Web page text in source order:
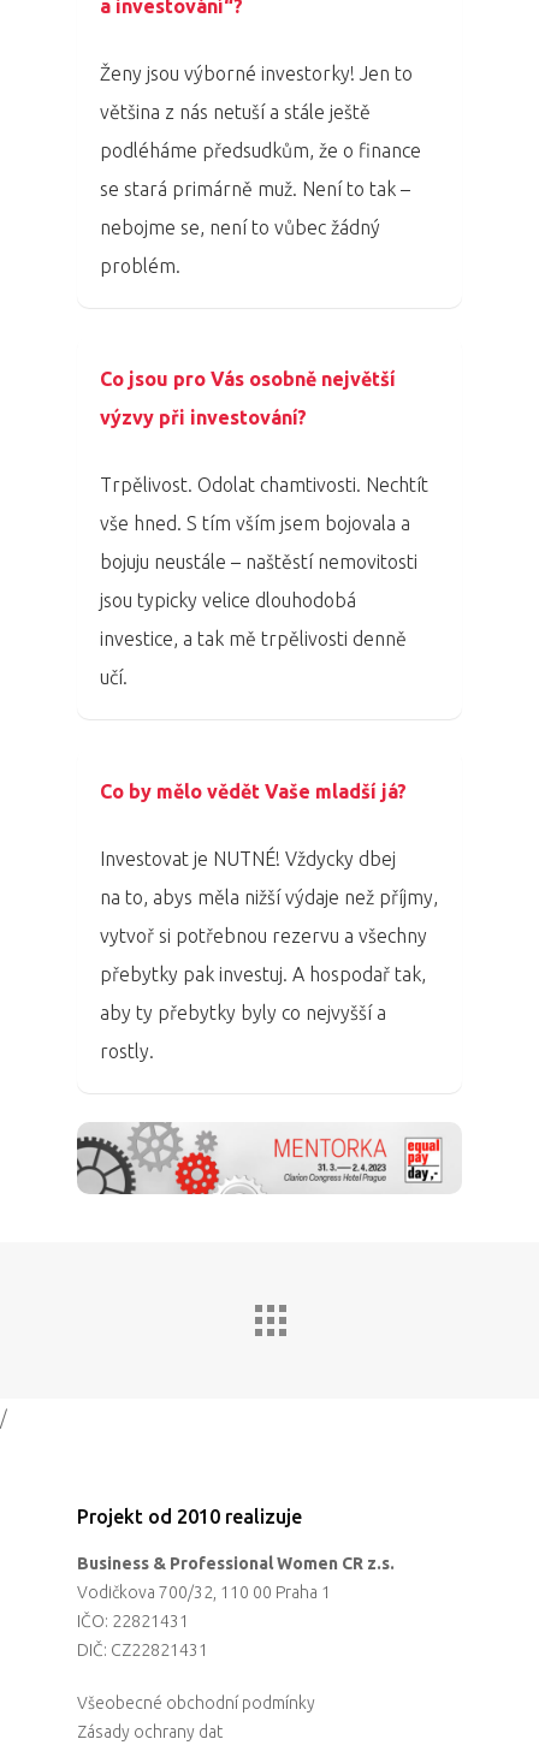
a investování“?
Ženy jsou výborné investorky! Jen to
většina z nás netuší a stále ještě
podléháme předsudkům, že o finance
se stará primárně muž. Není to tak –
nebojme se, není to vůbec žádný
problém.
Co jsou pro Vás osobně největší
výzvy při investování?
Trpělivost. Odolat chamtivosti. Nechtít
vše hned. S tím vším jsem bojovala a
bojuju neustále – naštěstí nemovitosti
jsou typicky velice dlouhodobá
investice, a tak mě trpělivosti denně
učí.
Co by mělo vědět Vaše mladší já?
Investovat je NUTNÉ! Vždycky dbej
na to, abys měla nižší výdaje než příjmy,
vytvoř si potřebnou rezervu a všechny
přebytky pak investuj. A hospodař tak,
aby ty přebytky byly co nejvyšší a
rostly.
/
Projekt od 2010 realizuje
Business & Professional Women CR z.s.
Vodičkova 700/32, 110 00 Praha 1
IČO: 22821431
DIČ: CZ22821431
Všeobecné obchodní podmínky
Zásady ochrany dat
PRO MÉDIA
Domů
Program 27.3.
Dopad
Aktuality
Partneři